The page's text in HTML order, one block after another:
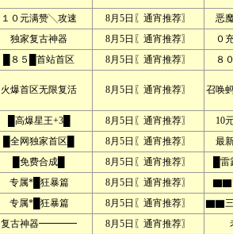
１０元满赞╲攻速 8月5日〖通宵推荐〗
恶
独家复古神器 8月5日〖通宵推荐〗
０
█８５█首站首区 8月5日〖通宵推荐〗 ８
火爆首区无限复活 8月5日〖通宵推荐〗 召唤
█高爆星王+3█ 8月5日〖通宵推荐〗
10
█全网独家首区█ 8月5日〖通宵推荐〗
最
█免费合成█ 8月5日〖通宵推荐〗
█
专属*█狂暴篇 8月5日〖通宵推荐〗
专属*█狂暴篇 8月5日〖通宵推荐〗
▇▇
复古神器━━━━ 8月5日〖通宵推荐〗